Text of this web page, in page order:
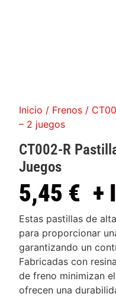
Inicio / Frenos /
– 2 juegos
CT002-R
Juegos
5,45 € +
Estas pastillas de
para proporcionar
garantizando un
Fabricadas con
de freno minimizan
ofrecen una